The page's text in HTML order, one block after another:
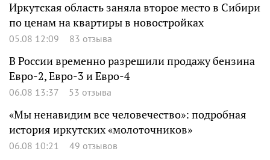
Иркутская область заняла второе место в Сибири
по ценам на квартиры в новостройках
05.08 12:09 83 отзыва
В России временно разрешили продажу бензина
Евро-2, Евро-3 и Евро-4
06.08 13:37 53 отзыва
«Мы ненавидим все человечество»: подробная
история иркутских «молоточников»
06.08 10:21 49 отзывов